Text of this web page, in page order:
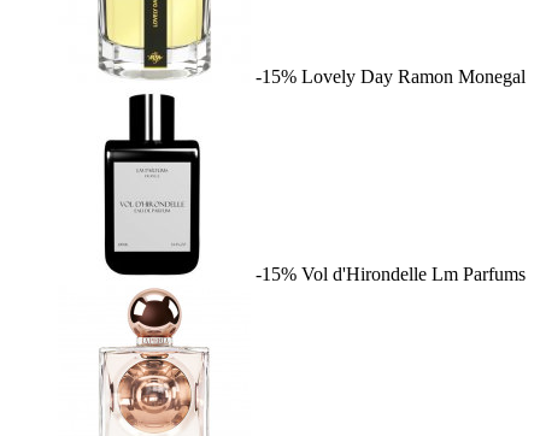
-15% Lovely Day Ramon Monegal
-15% Vol d'Hirondelle Lm Parfums